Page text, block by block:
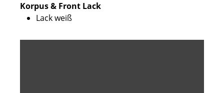
Korpus & Front Lack
Lack weiß